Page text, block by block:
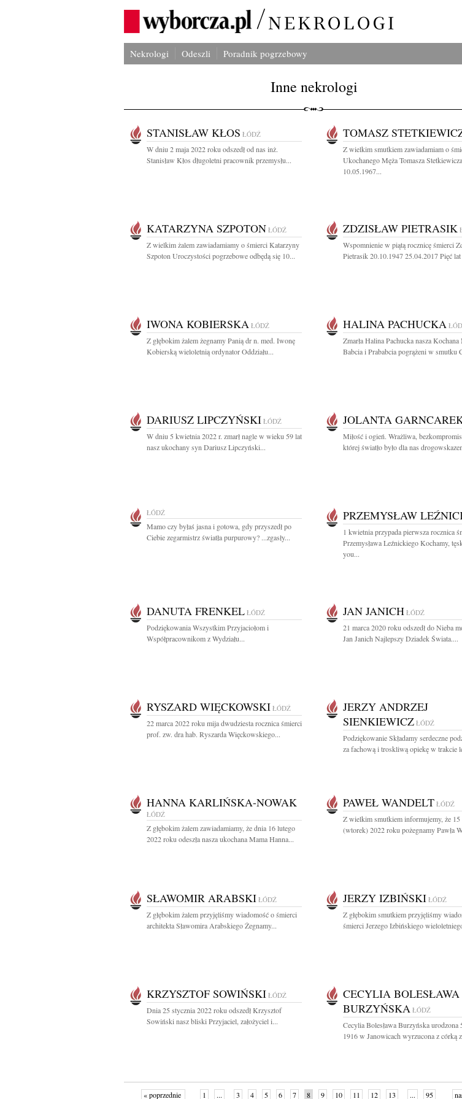
Nekrologi Odeszli Poradnik pogrzebowy
Inne nekrologi
STANISŁAW KŁOS ŁÓDŹ
W dniu 2 maja 2022 roku odszedł od nas inż.
Stanisław Kłos długoletni pracownik przemysłu...
TOMASZ
Z wielkim smutkiem zawiadamiam o
Ukochanego Męża Tomasza Stetkiewicza
10.05.1967...
KATARZYNA SZPOTON ŁÓDŹ
Z wielkim żalem zawiadamiamy o śmierci Katarzyny
Szpoton Uroczystości pogrzebowe odbędą się 10...
ZDZISŁAW PIETRASIK
Wspomnienie w piątą rocznicę śmierci
Pietrasik 20.10.1947 25.04.2017 Pięć lat
IWONA KOBIERSKA ŁÓDŹ
Z głębokim żalem żegnamy Panią dr n. med. Iwonę
Kobierską wieloletnią ordynator Oddziału...
HALINA PACHUCKA
Zmarła Halina Pachucka nasza Kochana
Babcia i Prababcia pogrążeni w smutku
DARIUSZ LIPCZYŃSKI ŁÓDŹ
W dniu 5 kwietnia 2022 r. zmarł nagle w wieku 59 lat
nasz ukochany syn Dariusz Lipczyński...
JOLANTA
Miłość i ogień. Wrażliwa,
której światło było dla nas
ŁÓDŹ
Mamo czy byłaś jasna i gotowa, gdy przyszedł po
Ciebie zegarmistrz światła purpurowy? ...zgasły...
PRZEMYSŁAW
1 kwietnia przypada pierwsza rocznica
Przemysława Leźnickiego Kochamy,
you...
DANUTA FRENKEL ŁÓDŹ
Podziękowania Wszystkim Przyjaciołom i
Współpracownikom z Wydziału...
JAN JANICH ŁÓDŹ
21 marca 2020 roku odszedł do Nieba
Jan Janich Najlepszy Dziadek Świata....
RYSZARD WIĘCKOWSKI ŁÓDŹ
22 marca 2022 roku mija dwudziesta rocznica śmierci
prof. zw. dra hab. Ryszarda Więckowskiego...
JERZY ANDRZEJ
SIENKIEWICZ ŁÓDŹ
Podziękowanie Składamy serdeczne
za fachową i troskliwą opiekę w trakcie
HANNA KARLIŃSKA-NOWAK
ŁÓDŹ
Z głębokim żalem zawiadamiamy, że dnia 16 lutego
2022 roku odeszła nasza ukochana Mama Hanna...
PAWEŁ WANDELT ŁÓDŹ
Z wielkim smutkiem informujemy, że 15
(wtorek) 2022 roku pożegnamy Pawła
SŁAWOMIR ARABSKI ŁÓDŹ
Z głębokim żalem przyjęliśmy wiadomość o śmierci
architekta Sławomira Arabskiego Żegnamy...
JERZY IZBIŃSKI ŁÓDŹ
Z głębokim smutkiem przyjęliśmy
śmierci Jerzego Izbińskiego
KRZYSZTOF SOWIŃSKI ŁÓDŹ
Dnia 25 stycznia 2022 roku odszedł Krzysztof
Sowiński nasz bliski Przyjaciel, założyciel i...
CECYLIA BOLESŁAWA
BURZYŃSKA ŁÓDŹ
Cecylia Bolesława Burzyńska urodzona
1916 w Janowicach wyrzucona z córką
« poprzednie 1 ... 3 4 5 6 7 8 9 10 11 12 13 ... 95